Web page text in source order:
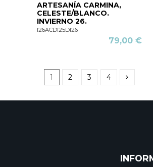
ARTESANÍA CARMINA,
CELESTE/BLANCO.
INVIERNO 26.
I26ACDI25DI26
79,00 €
1 2 3 4